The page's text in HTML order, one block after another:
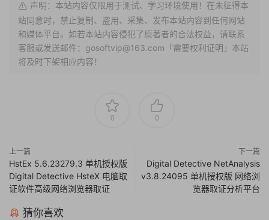
声明：本站内容仅限用于测试、学习环境使用！在未征得本
站同意时，禁止复制、盗用、采集、发布本站内容到任何网站
和媒体平台。如若本站内容侵犯了原著者的合法权益，请联系
客服或发送邮件：gosoftvip@163.com「需要权利证明」本站
将及时下架相应内容！
0 0
上一篇
HstEx 5.6.23279.3 单机授权版
Digital Detective HsteX 电脑取
证软件高级网络浏览器取证
下一篇
Digital Detective NetAnalysis
v3.8.24095 单机授权版 网络浏
览器取证分析平台
猜你喜欢